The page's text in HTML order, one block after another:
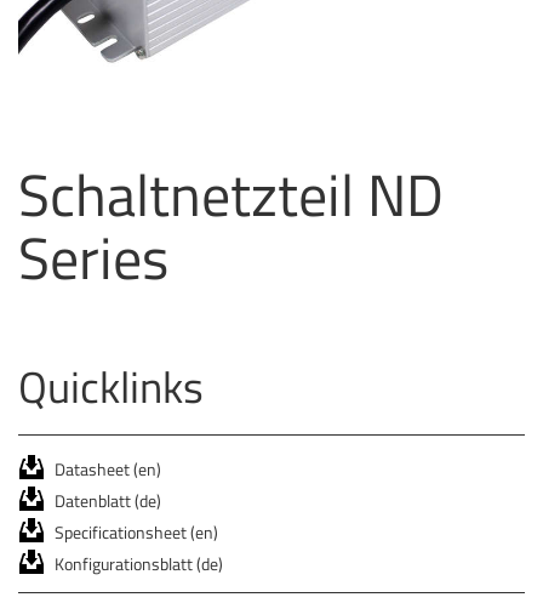
Schaltnetzteil ND
Series
Quicklinks
Datasheet (en)
Datenblatt (de)
Specificationsheet (en)
Konfigurationsblatt (de)